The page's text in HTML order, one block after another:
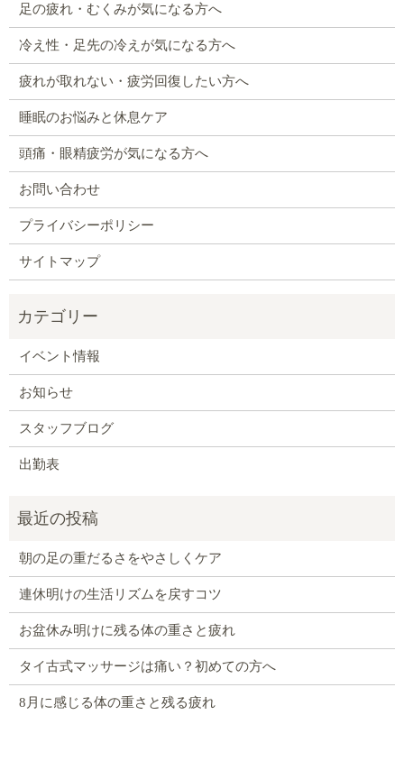
足の疲れ・むくみが気になる方へ
冷え性・足先の冷えが気になる方へ
疲れが取れない・疲労回復したい方へ
睡眠のお悩みと休息ケア
頭痛・眼精疲労が気になる方へ
お問い合わせ
プライバシーポリシー
サイトマップ
イベント情報
お知らせ
スタッフブログ
出勤表
朝の足の重だるさをやさしくケア
連休明けの生活リズムを戻すコツ
お盆休み明けに残る体の重さと疲れ
タイ古式マッサージは痛い？初めての方へ
8月に感じる体の重さと残る疲れ